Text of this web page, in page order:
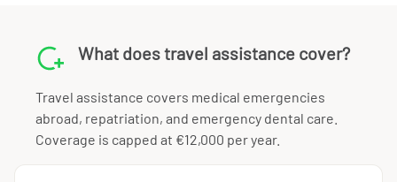
What does travel assistance cover?
Travel assistance covers medical emergencies
abroad, repatriation, and emergency dental care.
Coverage is capped at €12,000 per year.